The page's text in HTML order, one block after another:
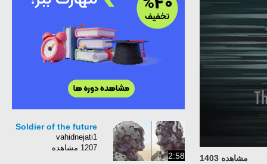
مشاهده 1403 2:58
Soldier of the future
vahidnejati1
1207 مشاهده